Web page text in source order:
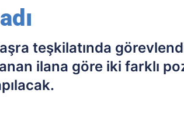
teşkilatında
ilana göre iki farklı